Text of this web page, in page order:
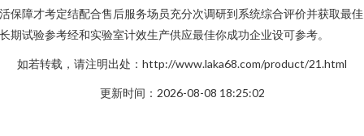
保障才考定结配合售后服务场员充分次调研到系统综合评价并获取最
期试验参考经和实验室计效生产供应最佳你成功企业设可参考。
如若转载，请注明出处：http://www.laka68.com/product/21.html
更新时间：2026-08-08 18:25:02